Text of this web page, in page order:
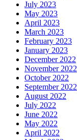
July 2023
May 2023
April 2023
March 2023
February 2023
January 2023
December 2022
November 2022
October 2022
September 2022
August 2022
July 2022
June 2022
May 2022
April 2022